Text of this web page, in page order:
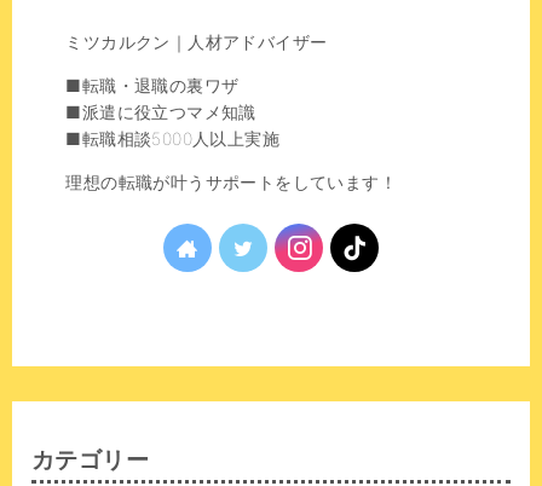
ミツカルクン｜人材アドバイザー
■転職・退職の裏ワザ
■派遣に役立つマメ知識
■転職相談5000人以上実施
理想の転職が叶うサポートをしています！
カテゴリー